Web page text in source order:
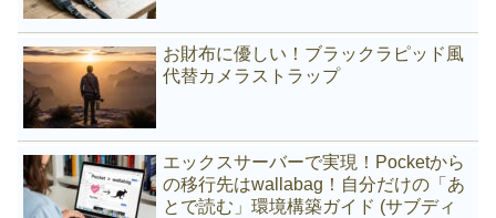
お財布に優しい！ブラックラピッド風
代替カメラストラップ
エックスサーバーで実現！Pocketから
の移行先はwallabag！自分だけの「あ
とで読む」環境構築ガイド (サブディ